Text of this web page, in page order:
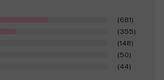
(681)
(355)
(148)
(50)
(44)